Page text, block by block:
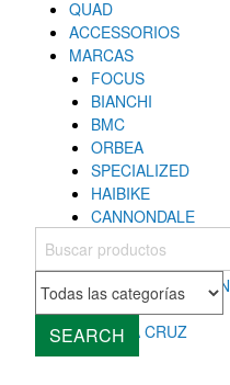
QUAD
ACCESSORIOS
MARCAS
FOCUS
BIANCHI
BMC
ORBEA
SPECIALIZED
HAIBIKE
CANNONDALE
COLNAGO
MONDRAKER
ROCKY MOUNTAIN
SANTA CRUZ
SEARCH